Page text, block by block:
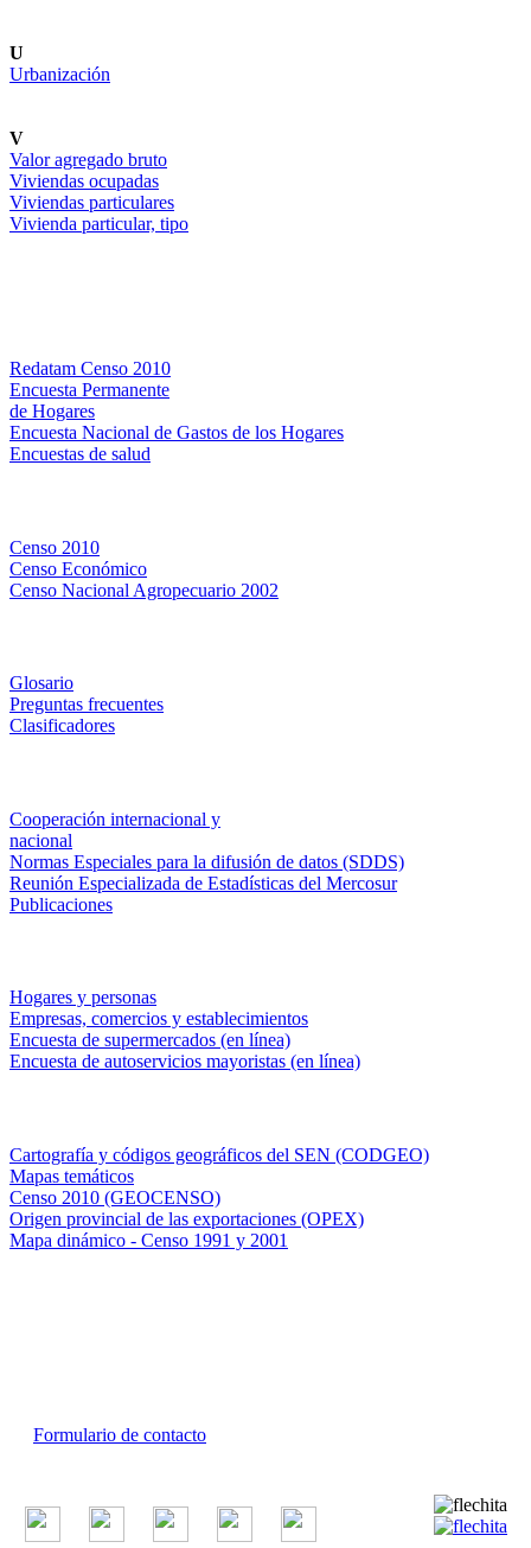
U
Urbanización
V
Valor agregado bruto
Viviendas ocupadas
Viviendas particulares
Vivienda particular, tipo
Redatam Censo 2010
Encuesta Permanente
de Hogares
Encuesta Nacional de Gastos de los Hogares
Encuestas de salud
Censo 2010
Censo Económico
Censo Nacional Agropecuario 2002
Glosario
Preguntas frecuentes
Clasificadores
Cooperación internacional y
nacional
Normas Especiales para la difusión de datos (SDDS)
Reunión Especializada de Estadísticas del Mercosur
Publicaciones
Hogares y personas
Empresas, comercios y establecimientos
Encuesta de supermercados (en línea)
Encuesta de autoservicios mayoristas (en línea)
Cartografía y códigos geográficos del SEN (CODGEO)
Mapas temáticos
Censo 2010 (GEOCENSO)
Origen provincial de las exportaciones (OPEX)
Mapa dinámico - Censo 1991 y 2001
Formulario de contacto